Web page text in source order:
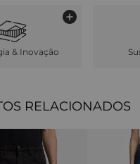
& Inovação
RELACIONADOS